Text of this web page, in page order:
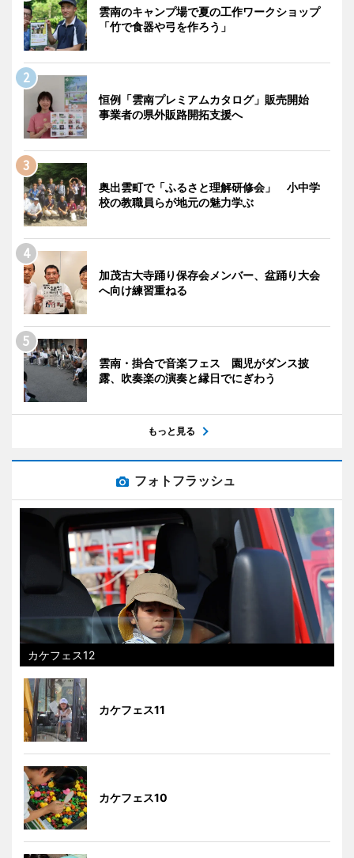
雲南のキャンプ場で夏の工作ワークショップ
「竹で食器や弓を作ろう」
恒例「雲南プレミアムカタログ」販売開始
事業者の県外販路開拓支援へ
奥出雲町で「ふるさと理解研修会」 小中学
校の教職員らが地元の魅力学ぶ
加茂古大寺踊り保存会メンバー、盆踊り大会
へ向け練習重ねる
雲南・掛合で音楽フェス 園児がダンス披
露、吹奏楽の演奏と縁日でにぎわう
もっと見る
フォトフラッシュ
カケフェス12
カケフェス11
カケフェス10